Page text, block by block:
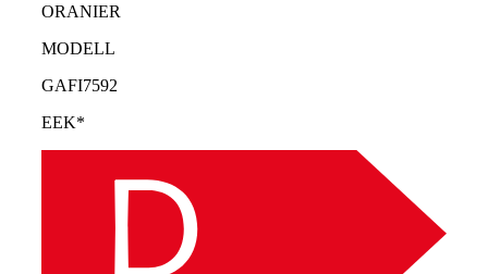
ORANIER
MODELL
GAFI7592
EEK*